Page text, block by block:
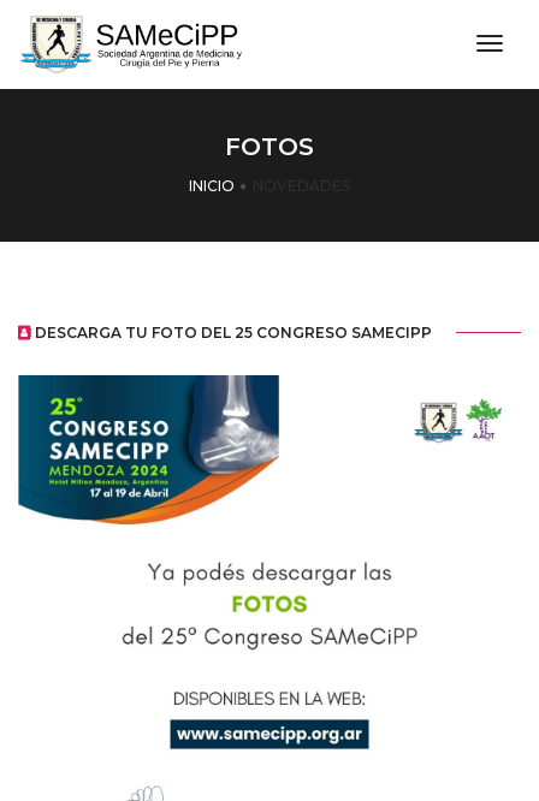
FOTOS
INICIO
DESCARGA TU FOTO DEL 25 CONGRESO SAMECIPP